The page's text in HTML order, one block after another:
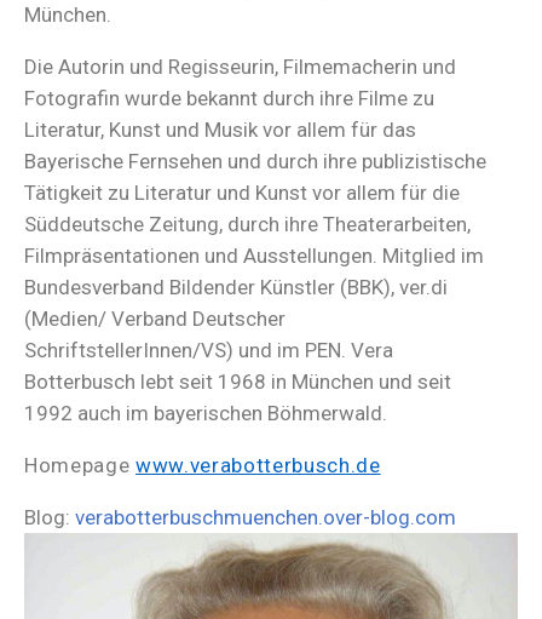
München.
Die Autorin und Regisseurin, Filmemacherin und
Fotografin wurde bekannt durch ihre Filme zu
Literatur, Kunst und Musik vor allem für das
Bayerische Fernsehen und durch ihre publizistische
Tätigkeit zu Literatur und Kunst vor allem für die
Süddeutsche Zeitung, durch ihre Theaterarbeiten,
Filmpräsentationen und Ausstellungen. Mitglied im
Bundesverband Bildender Künstler (BBK), ver.di
(Medien/ Verband Deutscher
SchriftstellerInnen/VS) und im PEN. Vera
Botterbusch lebt seit 1968 in München und seit
1992 auch im bayerischen Böhmerwald.
Homepage www.verabotterbusch.de
Blog: verabotterbuschmuenchen.over-blog.com